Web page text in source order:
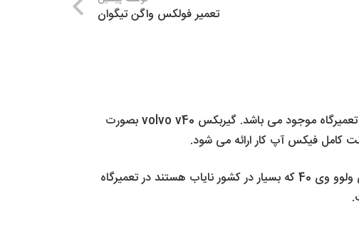
تعمیر فولکس واگن تیگوان
گیربکس استوک ولوو V40 یکی از لوازم استوک خودرو Volvo V40 می باشد که بصورت کاملاً سالم و اورجینال در این تعمیرگاه موجود می باشد. گیربکس volvo v40 بصورت
خودروی ولوو می توان به گیربکس استوک ولوو V40 اشاره داشت. این گیربکس برای خودروهای ولوو وی 40 که بسیار در کشور نایاب هستند در تعمیرگاه